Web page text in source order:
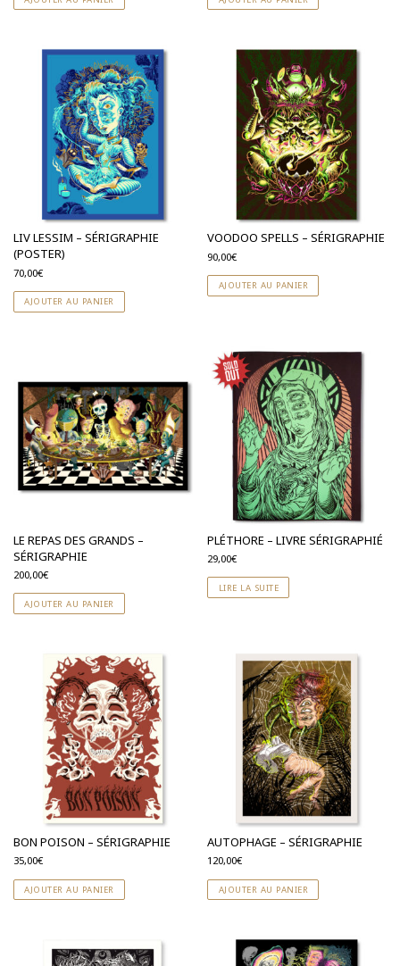
S'abonner à la NewsLetter
LIV LESSIM – SÉRIGRAPHIE
(POSTER)
70,00€
AJOUTER AU PANIER
VOODOO SPELLS – SÉRIGRAPHIE
90,00€
AJOUTER AU PANIER
LE REPAS DES GRANDS –
SÉRIGRAPHIE
200,00€
AJOUTER AU PANIER
PLÉTHORE – LIVRE SÉRIGRAPHIÉ
29,00€
LIRE LA SUITE
BON POISON – SÉRIGRAPHIE
35,00€
AJOUTER AU PANIER
AUTOPHAGE – SÉRIGRAPHIE
120,00€
AJOUTER AU PANIER